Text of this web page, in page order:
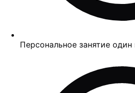
Персональное занятие один